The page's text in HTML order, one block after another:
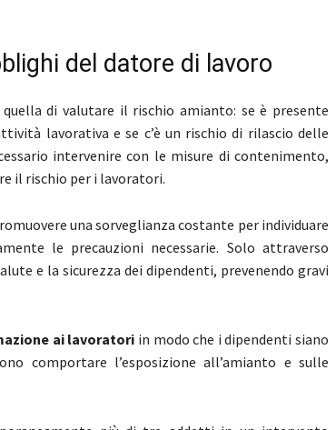
del datore di lavoro
di valutare il rischio amianto: se è presente
lavorativa e se c’è un rischio di rilascio delle
intervenire con le misure di contenimento,
il rischio per i lavoratori.
una sorveglianza costante per individuare
le precauzioni necessarie. Solo attraverso
e la sicurezza dei dipendenti, prevenendo gravi
ai lavoratori in modo che i dipendenti siano
comportare l’esposizione all’amianto e sulle